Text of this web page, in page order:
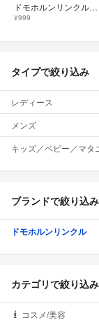
ドモホルンリンクル 日焼け止め
¥999
タイプで絞り込み
レディース
メンズ
キッズ／ベビー／マタ
ブランドで絞り込み
ドモホルンリンクル
カテゴリで絞り込み
コスメ/美容